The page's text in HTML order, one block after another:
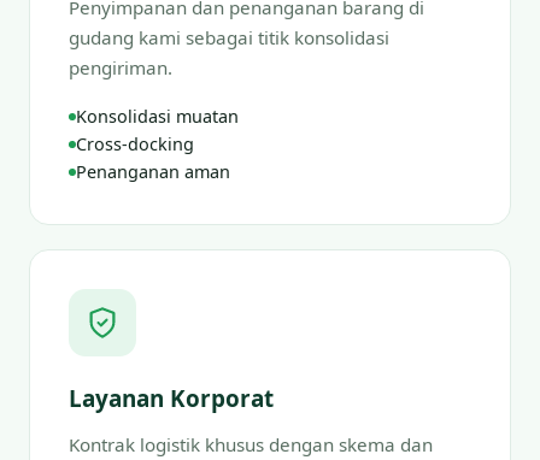
Penyimpanan dan penanganan barang di
gudang kami sebagai titik konsolidasi
pengiriman.
Konsolidasi muatan
Cross-docking
Penanganan aman
Layanan Korporat
Kontrak logistik khusus dengan skema dan